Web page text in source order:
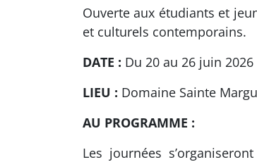
Ouverte aux étudiants et
et culturels contemporains.
DATE : Du 20 au 26 juin 2026
LIEU : Domaine Sainte
AU PROGRAMME :
Les journées